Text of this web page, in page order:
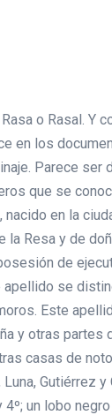
o Rasal. Y
en los
Parece ser
que se
en la
la Resa y de
de
se
Este
y otras partes
casas de
Gutiérrez y
4º; un lobo